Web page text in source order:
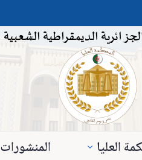
الديمقراطية الشعبية
العليا المنشورات